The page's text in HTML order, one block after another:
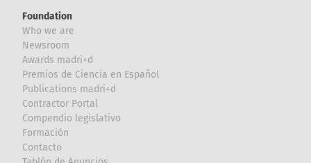
Foundation
Who we are
Newsroom
Awards madri+d
Premios de Ciencia en Español
Publications madri+d
Contractor Portal
Compendio legislativo
Formación
Contacto